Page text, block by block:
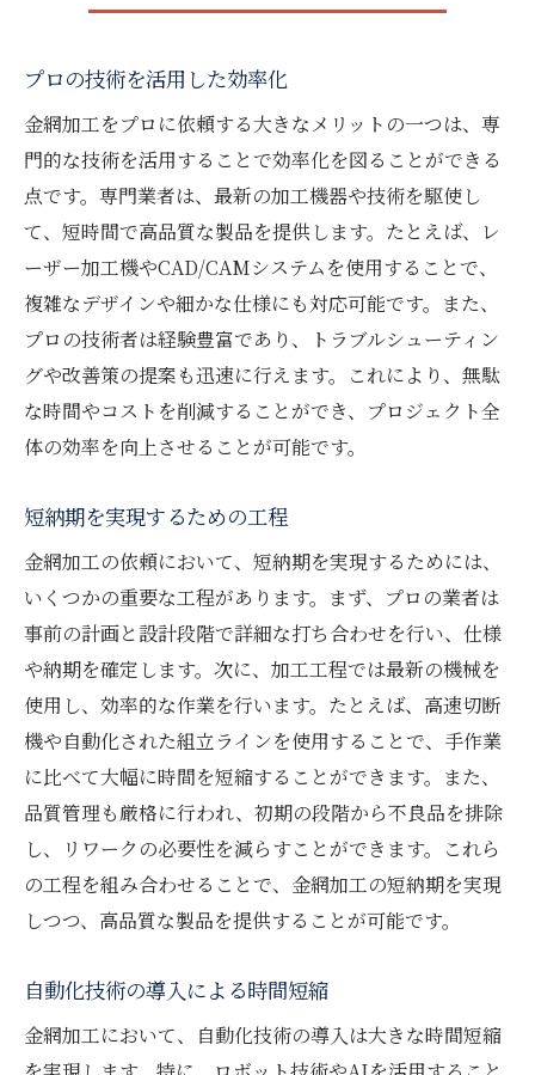
プロの技術を活用した効率化
金網加工をプロに依頼する大きなメリットの一つは、専
門的な技術を活用することで効率化を図ることができる
点です。専門業者は、最新の加工機器や技術を駆使し
て、短時間で高品質な製品を提供します。たとえば、レ
ーザー加工機やCAD/CAMシステムを使用することで、
複雑なデザインや細かな仕様にも対応可能です。また、
プロの技術者は経験豊富であり、トラブルシューティン
グや改善策の提案も迅速に行えます。これにより、無駄
な時間やコストを削減することができ、プロジェクト全
体の効率を向上させることが可能です。
短納期を実現するための工程
金網加工の依頼において、短納期を実現するためには、
いくつかの重要な工程があります。まず、プロの業者は
事前の計画と設計段階で詳細な打ち合わせを行い、仕様
や納期を確定します。次に、加工工程では最新の機械を
使用し、効率的な作業を行います。たとえば、高速切断
機や自動化された組立ラインを使用することで、手作業
に比べて大幅に時間を短縮することができます。また、
品質管理も厳格に行われ、初期の段階から不良品を排除
し、リワークの必要性を減らすことができます。これら
の工程を組み合わせることで、金網加工の短納期を実現
しつつ、高品質な製品を提供することが可能です。
自動化技術の導入による時間短縮
金網加工において、自動化技術の導入は大きな時間短縮